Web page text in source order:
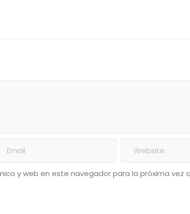
y web en este navegador para la próxima vez